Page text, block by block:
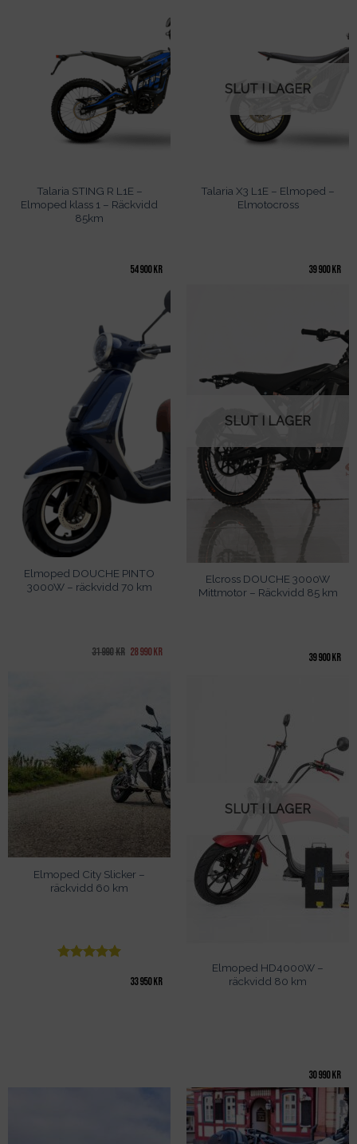
Talaria STING R L1E –
Elmoped klass 1 – Räckvidd
85km
54 900 kr
SLUT I LAGER
Talaria X3 L1E – Elmoped –
Elmotocross
39 900 kr
Elmoped DOUCHE PINTO
3000W – räckvidd 70 km
31 990kr Det
990kr.
28 990 krDet
SLUT I LAGER
Elcross DOUCHE 3000W
Mittmotor – Räckvidd 85 km
39 900 kr
Elmoped City Slicker –
räckvidd 60 km
33 950 kr
SLUT I LAGER
Elmoped HD4000W –
räckvidd 80 km
30 990 kr